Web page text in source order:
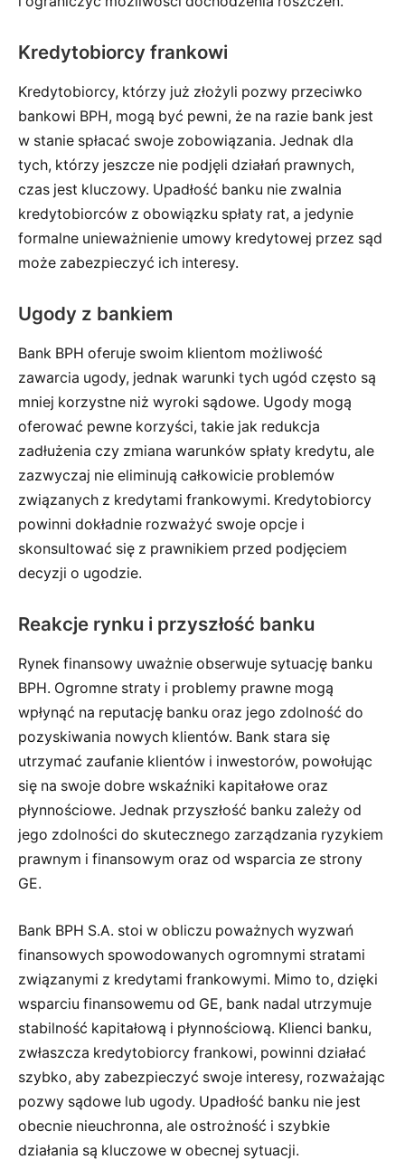
Kredytobiorcy frankowi
Kredytobiorcy, którzy już złożyli pozwy przeciwko
bankowi BPH, mogą być pewni, że na razie bank jest
w stanie spłacać swoje zobowiązania. Jednak dla
tych, którzy jeszcze nie podjęli działań prawnych,
czas jest kluczowy. Upadłość banku nie zwalnia
kredytobiorców z obowiązku spłaty rat, a jedynie
formalne unieważnienie umowy kredytowej przez sąd
może zabezpieczyć ich interesy.
Ugody z bankiem
Bank BPH oferuje swoim klientom możliwość
zawarcia ugody, jednak warunki tych ugód często są
mniej korzystne niż wyroki sądowe. Ugody mogą
oferować pewne korzyści, takie jak redukcja
zadłużenia czy zmiana warunków spłaty kredytu, ale
zazwyczaj nie eliminują całkowicie problemów
związanych z kredytami frankowymi. Kredytobiorcy
powinni dokładnie rozważyć swoje opcje i
skonsultować się z prawnikiem przed podjęciem
decyzji o ugodzie.
Reakcje rynku i przyszłość banku
Rynek finansowy uważnie obserwuje sytuację banku
BPH. Ogromne straty i problemy prawne mogą
wpłynąć na reputację banku oraz jego zdolność do
pozyskiwania nowych klientów. Bank stara się
utrzymać zaufanie klientów i inwestorów, powołując
się na swoje dobre wskaźniki kapitałowe oraz
płynnościowe. Jednak przyszłość banku zależy od
jego zdolności do skutecznego zarządzania ryzykiem
prawnym i finansowym oraz od wsparcia ze strony
GE.
Bank BPH S.A. stoi w obliczu poważnych wyzwań
finansowych spowodowanych ogromnymi stratami
związanymi z kredytami frankowymi. Mimo to, dzięki
wsparciu finansowemu od GE, bank nadal utrzymuje
stabilność kapitałową i płynnościową. Klienci banku,
zwłaszcza kredytobiorcy frankowi, powinni działać
szybko, aby zabezpieczyć swoje interesy, rozważając
pozwy sądowe lub ugody. Upadłość banku nie jest
obecnie nieuchronna, ale ostrożność i szybkie
działania są kluczowe w obecnej sytuacji.